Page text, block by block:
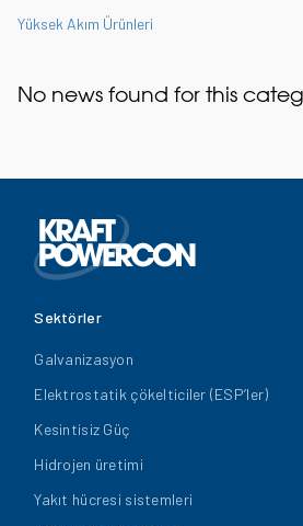
Yüksek Akım Ürünleri
No news found for this
Sektörler
Galvanizasyon
Elektrostatik çökelticiler (ESP’ler)
Kesintisiz Güç
Hidrojen üretimi
Yakıt hücresi sistemleri